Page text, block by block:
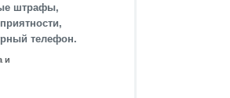
штрафы,
телефон.
и